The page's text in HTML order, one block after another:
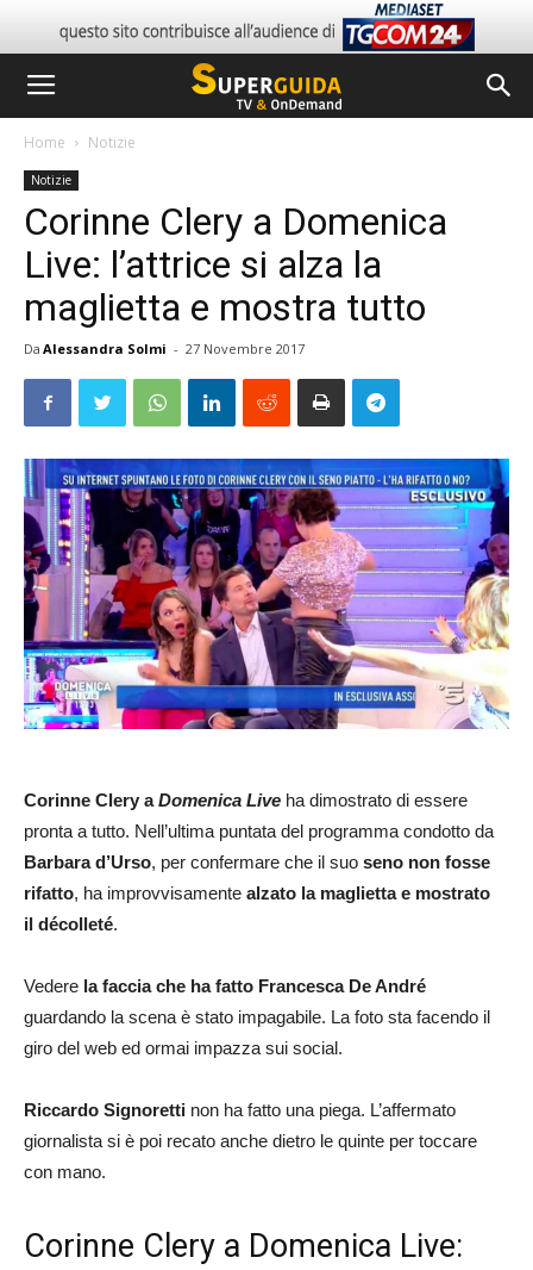
Home Notizie
Notizie
Corinne Clery a Domenica
Live: l’attrice si alza la
maglietta e mostra tutto
Da Alessandra Solmi - 27 Novembre 2017
Corinne Clery aDomenica Live ha dimostrato di essere
pronta a tutto. Nell’ultima puntata del programma condotto da
Barbara d’Urso, per confermare che il suo seno non fosse
rifatto, ha improvvisamente alzato la maglietta e mostrato
il décolleté.
Vedere la faccia che ha fatto Francesca De André
guardando la scena è stato impagabile. La foto sta facendo il
giro del web ed ormai impazza sui social.
Riccardo Signoretti non ha fatto una piega. L’affermato
giornalista si è poi recato anche dietro le quinte per toccare
con mano.
Corinne Clery a Domenica Live: